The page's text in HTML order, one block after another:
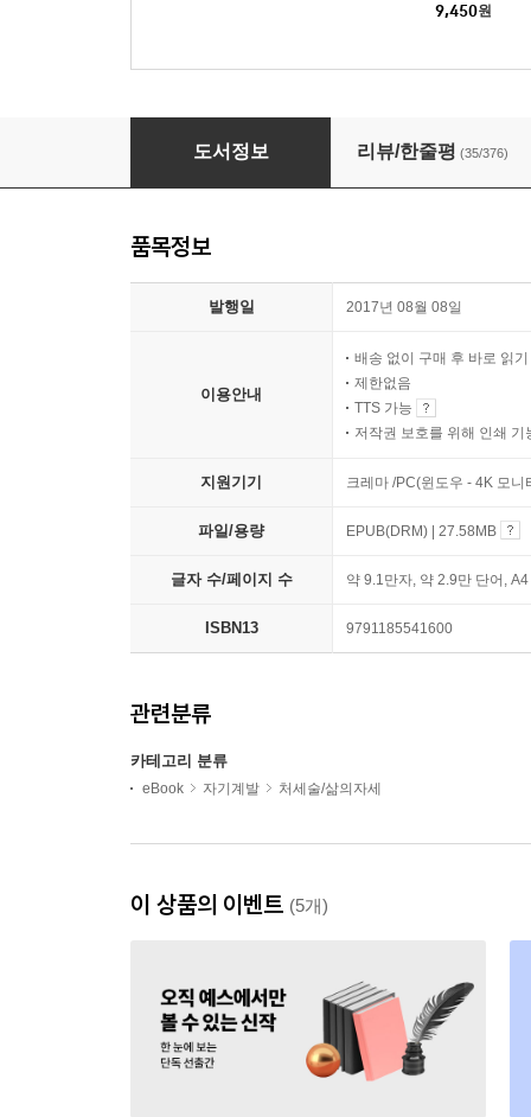
9,450원
습관홈트
도서정보 리뷰/한줄평 (35/376)
품목정보
발행일 2017년 08월 08일
이용안내
배송 없이 구매 후 바로 읽기
제한없음
TTS 가능
저작권 보호를 위해 인쇄 기
지원기기 크레마 /PC(윈도우 - 4K 모
파일/용량 EPUB(DRM) | 27.58MB
글자 수/페이지 수 약 9.1만자, 약 2.9만 단어,
ISBN13 9791185541600
관련분류
카테고리 분류
eBook 자기계발 처세술/삶의자세
이 상품의 이벤트 (5개)